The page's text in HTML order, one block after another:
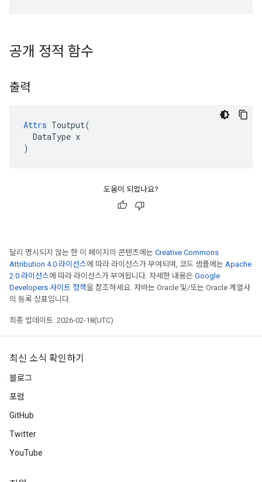
공개 정적 함수
출력
Attrs Toutput(
  DataType x
)
도움이 되었나요?
달리 명시되지 않는 한 이 페이지의 콘텐츠에는 Creative Commons
Attribution 4.0 라이선스에 따라 라이선스가 부여되며, 코드 샘플에는 Apache
2.0 라이선스에 따라 라이선스가 부여됩니다. 자세한 내용은 Google
Developers 사이트 정책을 참조하세요. 자바는 Oracle 및/또는 Oracle 계열사
의 등록 상표입니다.
최종 업데이트: 2026-02-18(UTC)
최신 소식 확인하기
블로그
포럼
GitHub
Twitter
YouTube